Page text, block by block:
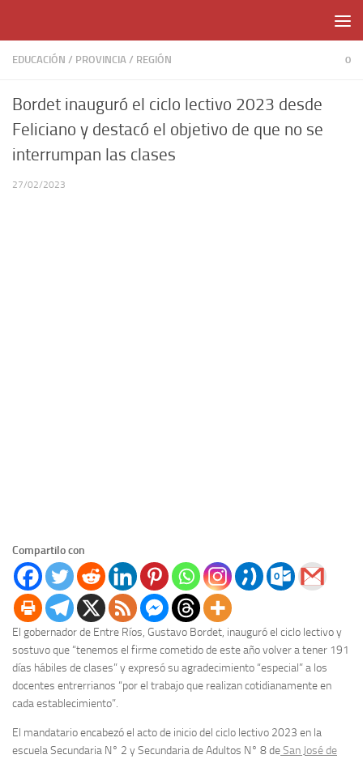
EDUCACIÓN / PROVINCIA / REGIÓN 0
Bordet inauguró el ciclo lectivo 2023 desde
Feliciano y destacó el objetivo de que no se
interrumpan las clases
27/02/2023
Compartilo con
El gobernador de Entre Ríos, Gustavo Bordet, inauguró el ciclo lectivo y
sostuvo que “tenemos el firme cometido de este año volver a tener 191
días hábiles de clases” y expresó su agradecimiento “especial” a los
docentes entrerrianos “por el trabajo que realizan cotidianamente en
cada establecimiento”.
El mandatario encabezó el acto de inicio del ciclo lectivo 2023 en la
escuela Secundaria N° 2 y Secundaria de Adultos N° 8 deSan José de